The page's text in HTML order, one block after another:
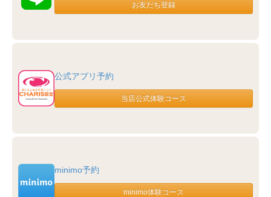
公式アプリ予約
minimo予約